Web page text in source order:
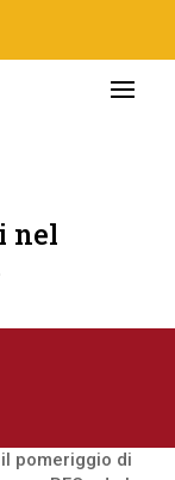
nel
pomeriggio di